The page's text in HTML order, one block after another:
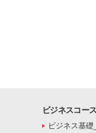
ビジネスコース
ビジネス基